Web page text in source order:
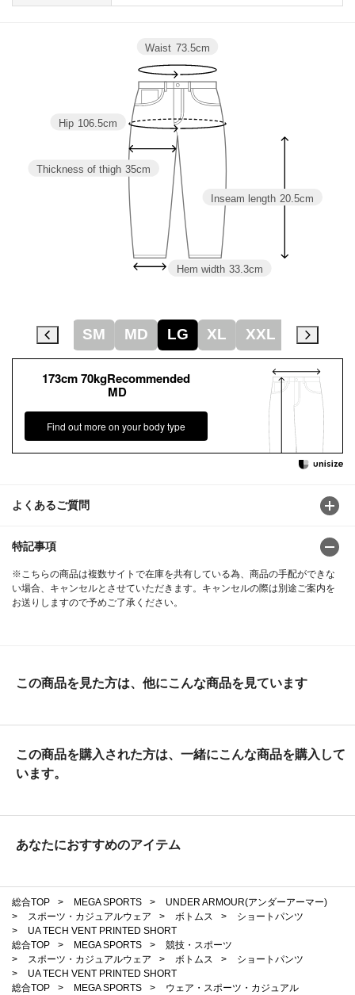
よくあるご質問
特記事項
※こちらの商品は複数サイトで在庫を共有している為、商品の手配ができな
い場合、キャンセルとさせていただきます。キャンセルの際は別途ご案内を
お送りしますので予めご了承ください。
173cm 70kgRecommended
MD
Find out more on your body type
Inseam length 20.5cm
Hem width 33.3cm
Thickness of thigh 35cm
Hip 106.5cm
Waist 73.5cm
SM MD LG XL XXL 3XL
この商品を見た方は、他にこんな商品を見ています
この商品を購入された方は、一緒にこんな商品を購入して
います。
あなたにおすすめのアイテム
総合TOP > MEGA SPORTS >
UNDER ARMOUR(アンダーアーマー)
>
スポーツ・カジュアルウェア > ボトムス >
ショートパンツ
>
UA TECH VENT PRINTED SHORT
総合TOP
> MEGA SPORTS >
競技・スポーツ
>
スポーツ・カジュアルウェア > ボトムス >
ショートパンツ
>
UA TECH VENT PRINTED SHORT
総合TOP
> MEGA SPORTS >
ウェア・スポーツ・カジュアル